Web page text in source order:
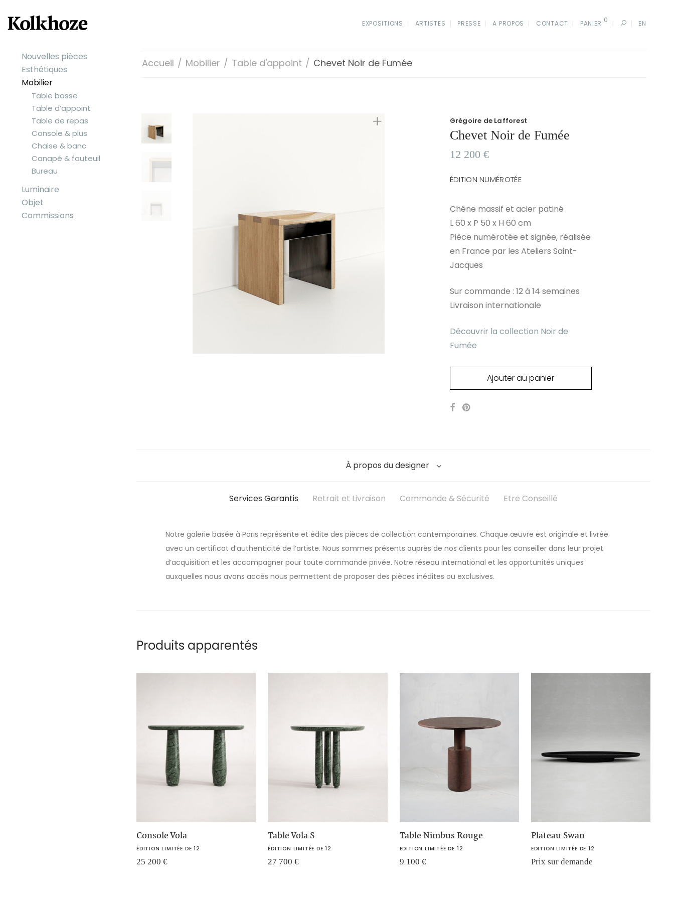
Nouvelles pièces
Esthétiques
Mobilier
Table basse
Table d’appoint
Table de repas
Console & plus
Chaise & banc
Canapé & fauteuil
Bureau
Luminaire
Objet
Commissions
EXPOSITIONS ARTISTES PRESSE A PROPOS CONTACT PANIER 0 EN
Accueil / Mobilier / Table d'appoint / Chevet Noir de Fumée
Grégoire de Lafforest
Chevet Noir de Fumée
12 200 €
ÉDITION NUMÉROTÉE
Chêne massif et acier patiné
L 60 x P 50 x H 60 cm
Pièce numérotée et signée, réalisée
en France par les Ateliers Saint-
Jacques
Sur commande : 12 à 14 semaines
Livraison internationale
Découvrir la collection Noir de
Fumée
Ajouter au panier
À propos du designer
Services Garantis Retrait et Livraison Commande & Sécurité Etre Conseillé
Notre galerie basée à Paris représente et édite des pièces de collection contemporaines. Chaque œuvre est originale et livrée
avec un certificat d’authenticité de l’artiste. Nous sommes présents auprès de nos clients pour les conseiller dans leur projet
d’acquisition et les accompagner pour toute commande privée. Notre réseau international et les opportunités uniques
auxquelles nous avons accès nous permettent de proposer des pièces inédites ou exclusives.
Produits apparentés
Console Vola
ÉDITION LIMITÉE DE 12
25 200 €
Table Vola S
ÉDITION LIMITÉE DE 12
27 700€
Table Nimbus Rouge
EDITION LIMITÉE DE 12
9 100 €
Plateau Swan
EDITION LIMITÉE DE 12
Prix sur demande